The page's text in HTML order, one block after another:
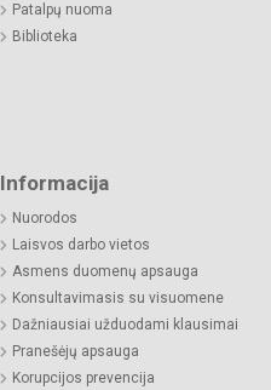
Patalpų nuoma
Biblioteka
Informacija
Nuorodos
Laisvos darbo vietos
Asmens duomenų apsauga
Konsultavimasis su visuomene
Dažniausiai užduodami klausimai
Pranešėjų apsauga
Korupcijos prevencija